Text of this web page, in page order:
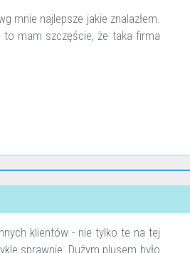
mnie najlepsze jakie znalazłem.
to mam szczęście, że taka firma
klientów - nie tylko te na tej
sprawnie. Dużym plusem było